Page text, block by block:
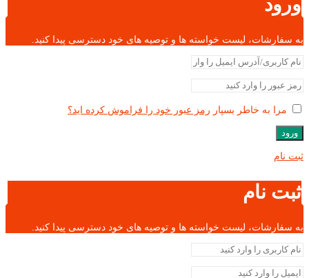
ورود
به سفارشات، لیست خواسته ها و توصیه های خود دسترسی پیدا کنید.
مرا به خاطر بسپار رمز عبور خود را فراموش کرده اید؟
ورود
ثبت نام
ثبت نام
به سفارشات، لیست خواسته ها و توصیه های خود دسترسی پیدا کنید.